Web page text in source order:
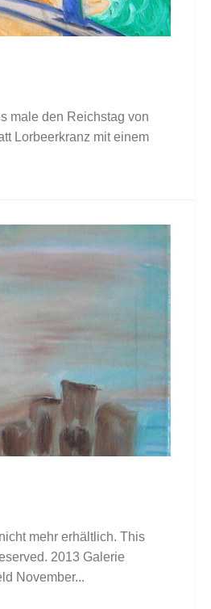
male den Reichstag von
Lorbeerkranz mit einem
mehr erhältlich. This
2013 Galerie
November...